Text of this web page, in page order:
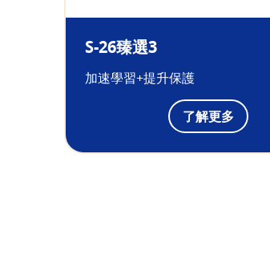
S-26臻選3
加速學習+提升保護
了解更多